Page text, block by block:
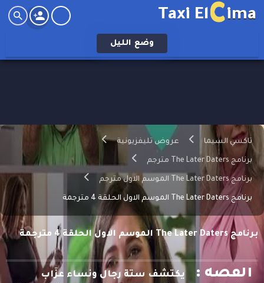
Taxi ElCima
وضع الليل
تاكسي السيما عروض تليفزيونية
برنامج The Later Daters مترجم
برنامج The Later Daters الموسم الاول مترجم
برنامج The Later Daters الموسم الاول الحلقة 4 مترجمة
برنامج The Later Daters الموسم الاول الحلقة 4 مترجمة
القصه :
يكتشف ستة رجال ونساء عزّاب